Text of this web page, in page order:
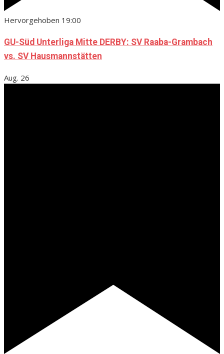
Hervorgehoben 19:00
GU-Süd Unterliga Mitte DERBY: SV Raaba-Grambach
vs. SV Hausmannstätten
Aug. 26